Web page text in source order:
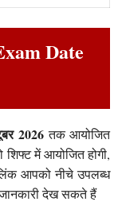
Date
2026तक आयोजित
शिफ्ट में आयोजित होगी,
आपको नीचे उपलब्ध
जानकारी देख सकते हैं